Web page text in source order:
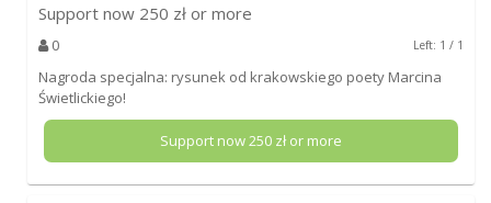
Support now 250 zł or more
0 Left: 1 / 1
Nagroda specjalna: rysunek od krakowskiego poety Marcina
Świetlickiego!
Support now250zł or more